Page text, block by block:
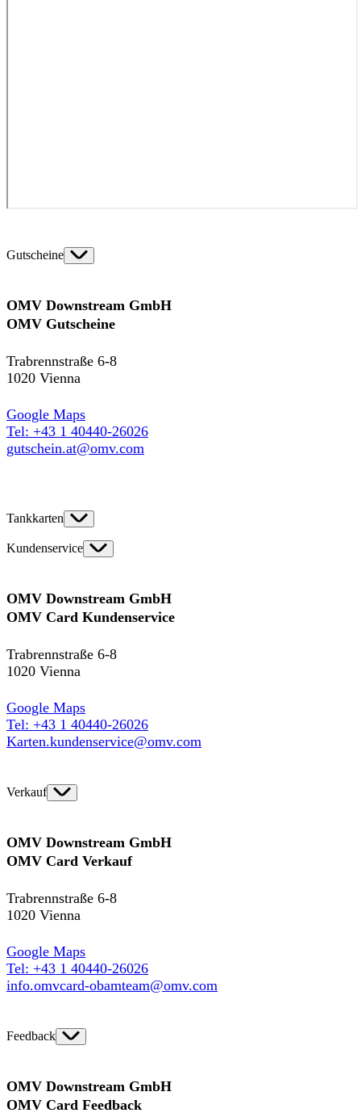
Gutscheine
OMV Downstream GmbH
OMV Gutscheine
Trabrennstraße 6-8
1020 Vienna
Google Maps
Tel: +43 1 40440-26026
gutschein.at@omv.com
Tankkarten
Kundenservice
OMV Downstream GmbH
OMV Card Kundenservice
Trabrennstraße 6-8
1020 Vienna
Google Maps
Tel: +43 1 40440-26026
Karten.kundenservice@omv.com
Verkauf
OMV Downstream GmbH
OMV Card Verkauf
Trabrennstraße 6-8
1020 Vienna
Google Maps
Tel: +43 1 40440-26026
info.omvcard-obamteam@omv.com
Feedback
OMV Downstream GmbH
OMV Card Feedback